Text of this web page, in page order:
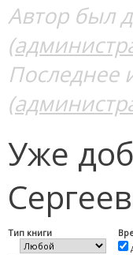
Автор был
Последнее
Уже
Тип книги